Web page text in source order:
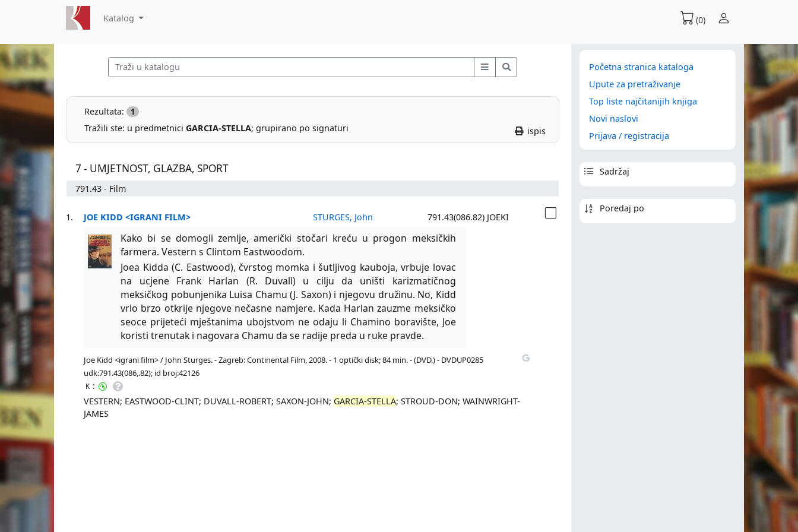
Katalog (0)
Rezultata: 1
Tražili ste: u predmetnici GARCIA-STELLA; grupirano po signaturi ispis
7 - UMJETNOST, GLAZBA, SPORT
791.43 - Film
1. JOE KIDD <IGRANI FILM> STURGES, John 791.43(086.82) JOEKI
Kako bi se domogli zemlje, američki stočari kreću u progon meksičkih
farmera. Vestern s Clintom Eastwoodom.
Joea Kidda (C. Eastwood), čvrstog momka i šutljivog kauboja, vrbuje lovac
na ucjene Frank Harlan (R. Duvall) u cilju da uništi karizmatičnog
meksičkog pobunjenika Luisa Chamu (J. Saxon) i njegovu družinu. No, Kidd
vrlo brzo otkrije njegove nečasne namjere. Kada Harlan zauzme meksičko
seoce prijeteći mještanima ubojstvom ne odaju li Chamino boravište, Joe
koristi trenutak i nagovara Chamu da se radije preda u ruke pravde.
Joe Kidd <igrani film> / John Sturges. - Zagreb: Continental Film, 2008. - 1 optički disk; 84 min. - (DVD.) - DVDUP0285
udk:791.43(086,.82); id broj:42126
K :
VESTERN; EASTWOOD-CLINT; DUVALL-ROBERT; SAXON-JOHN; GARCIA-STELLA; STROUD-DON; WAINWRIGHT-
JAMES
Početna stranica kataloga
Upute za pretraživanje
Top liste najčitanijih knjiga
Novi naslovi
Prijava / registracija
Sadržaj
Poredaj po